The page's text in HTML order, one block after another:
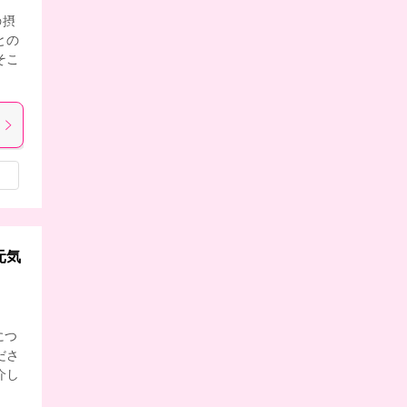
の
こ
気
つ
さ
し